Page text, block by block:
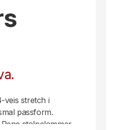
veis stretch i
passform.
stolpelommer